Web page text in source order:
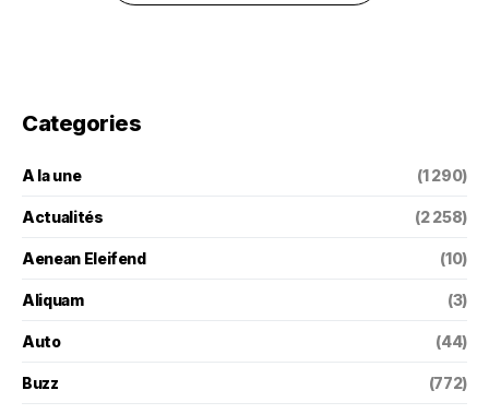
Categories
A la une (1 290)
Actualités (2 258)
Aenean Eleifend (10)
Aliquam (3)
Auto (44)
Buzz (772)